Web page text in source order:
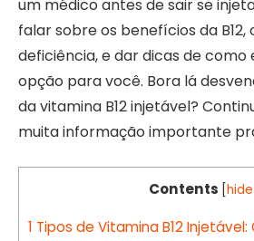
um médico antes de sair se
falar sobre os benefícios da B12,
deficiência, e dar dicas de
opção para você. Bora lá
da vitamina B12 injetável?
muita informação importante
Contents hide
1 Tipos de Vitamina B12